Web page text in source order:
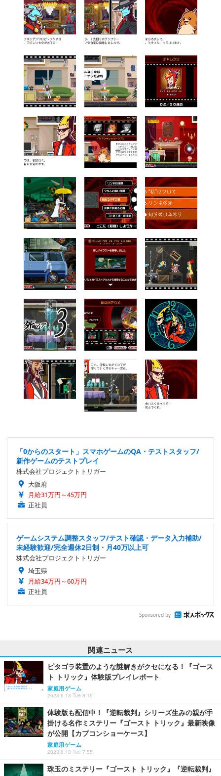
「0からのスタート」スマホゲームのQA・テストスタッフ/
新作ゲームのテストプレイ
株式会社プロジェクトトリガー
大阪府
月給31万円～45万円
正社員
ゲームシステム調整スタッフ/テスト確認・データ入力補助/
未経験歓迎/完全週休2日制・月40万以上可
株式会社プロジェクトトリガー
埼玉県
月給34万円～60万円
正社員
Sponsored by
関連ニュース
ピタゴラ装置のような謎解きがクセになる！『ゴース
ト トリック』体験版プレイレポート
家庭用ゲーム
2023.6.13 Tue 8:15
体験版も配信中！『逆転裁判』シリーズ生みの親が手
掛ける名作ミステリー『ゴースト トリック』最新映像
が公開【カプコンショーケース】
家庭用ゲーム
2023.6.13 Tue 7:55
珠玉のミステリー『ゴースト トリック』『逆転裁判』